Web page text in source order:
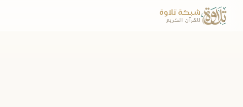
شبكة تلاوة
للقرآن الكريم